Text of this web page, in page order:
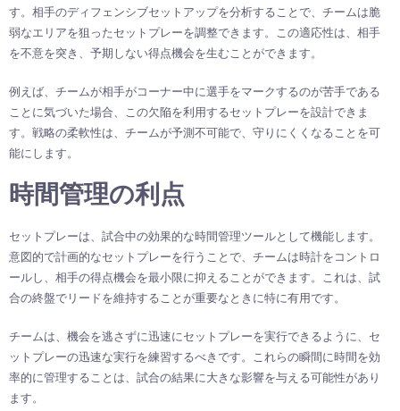
す。相手のディフェンシブセットアップを分析することで、チームは脆
弱なエリアを狙ったセットプレーを調整できます。この適応性は、相手
を不意を突き、予期しない得点機会を生むことができます。
例えば、チームが相手がコーナー中に選手をマークするのが苦手である
ことに気づいた場合、この欠陥を利用するセットプレーを設計できま
す。戦略の柔軟性は、チームが予測不可能で、守りにくくなることを可
能にします。
時間管理の利点
セットプレーは、試合中の効果的な時間管理ツールとして機能します。
意図的で計画的なセットプレーを行うことで、チームは時計をコントロ
ールし、相手の得点機会を最小限に抑えることができます。これは、試
合の終盤でリードを維持することが重要なときに特に有用です。
チームは、機会を逃さずに迅速にセットプレーを実行できるように、セ
ットプレーの迅速な実行を練習するべきです。これらの瞬間に時間を効
率的に管理することは、試合の結果に大きな影響を与える可能性があり
ます。